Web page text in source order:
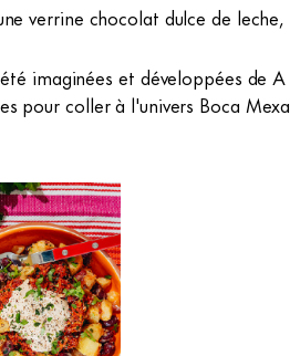
verrine chocolat dulce de leche,
imaginées et développées de A
pour coller à l'univers Boca Mexa